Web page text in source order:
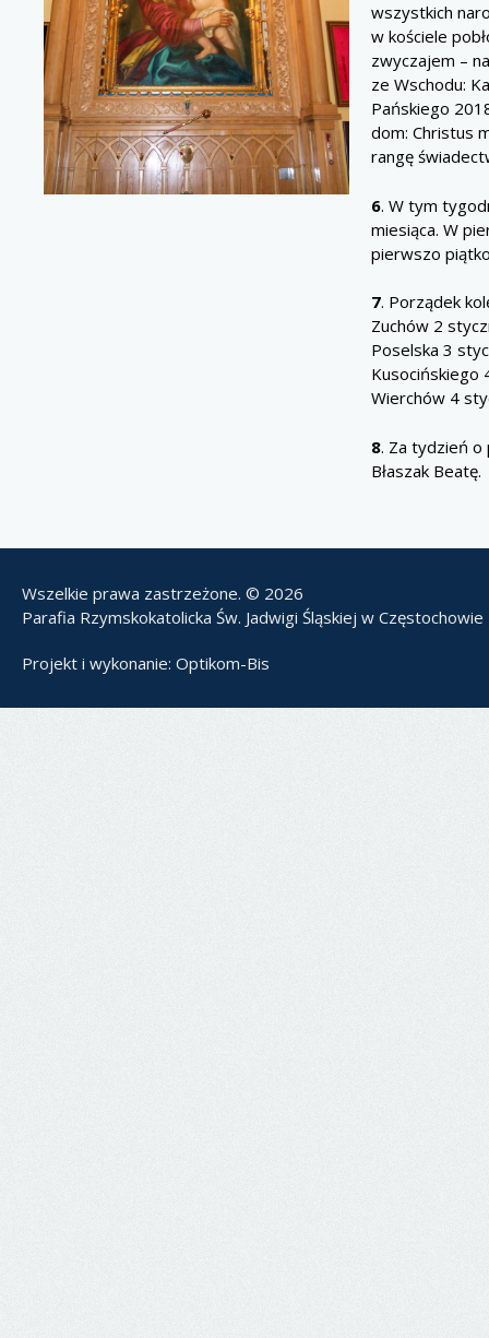
wszystkich
w kościele
zwyczajem –
ze Wschodu:
Pańskiego
dom: Christus
rangę
6. W tym
miesiąca. W
pierwszo
7. Porządek
Zuchów 2
Poselska 3
Kusocińskiego
Wierchów 4
8. Za tydzień o
Błaszak Beatę.
Wszelkie prawa zastrzeżone. © 2026
Parafia Rzymskokatolicka Św. Jadwigi Śląskiej w Częstochowie
Projekt i wykonanie: Optikom-Bis